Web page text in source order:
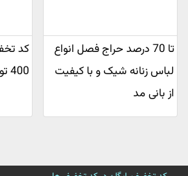
تا 70 درصد حراج فصل انواع
لباس زنانه شیک و با کیفیت
از بانی مد
کد
400 تومان